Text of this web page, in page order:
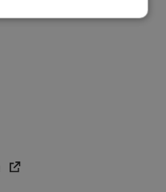
kan inte
cookies.